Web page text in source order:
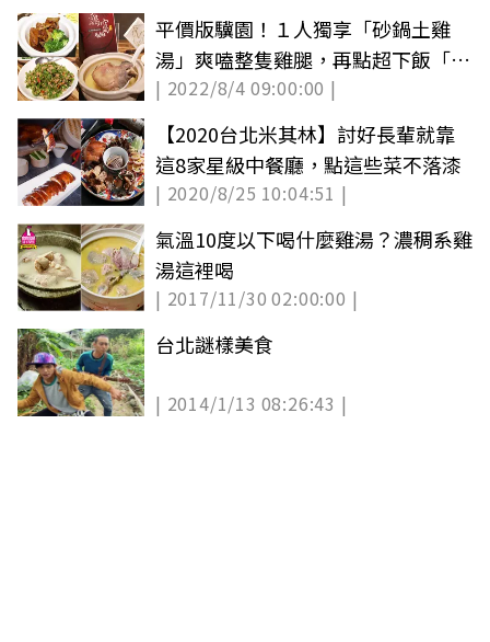
平價版驥園！１人獨享「砂鍋土雞
湯」爽嗑整隻雞腿，再點超下飯「蔥
燒子排」
| 2022/8/4 09:00:00 |
【2020台北米其林】討好長輩就靠
這8家星級中餐廳，點這些菜不落漆
| 2020/8/25 10:04:51 |
氣溫10度以下喝什麼雞湯？濃稠系雞
湯這裡喝
| 2017/11/30 02:00:00 |
台北謎樣美食
| 2014/1/13 08:26:43 |